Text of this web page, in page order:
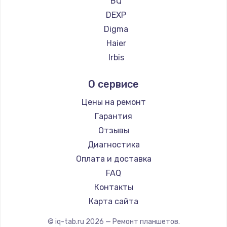
Заказать
Заказать
Замена HDMI
от 600 руб.
Замена корпуса
от 890 руб.
Заказать
Замена оперативной памяти
DEXP
Digma
Haier
Irbis
Microsoft
BlackView
Amazon
Aquarius
Philips
Dell
HP
Getac
ZTE
О сервисе
Цены на ремонт
Гарантия
Отзывы
Диагностика
Оплата и доставка
FAQ
Контакты
Карта сайта
© iq-tab.ru 2026 — Ремонт планшетов.